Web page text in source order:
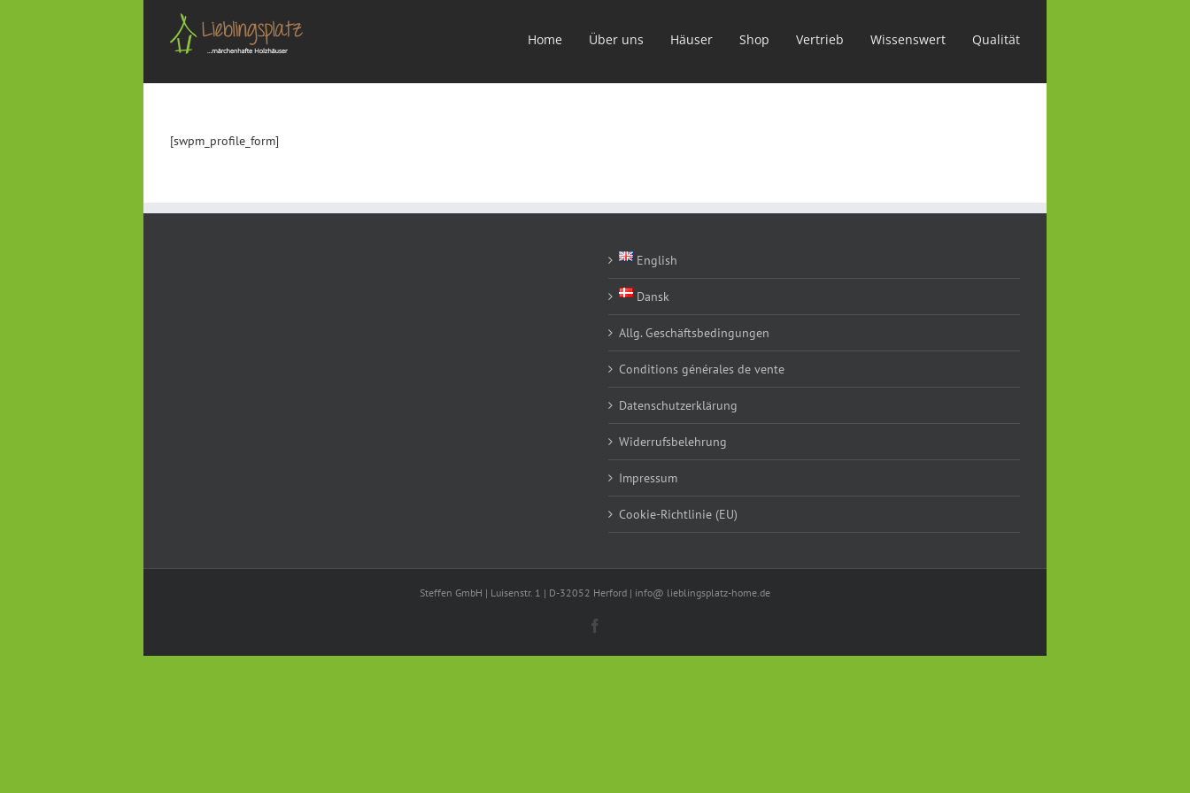
Home Über uns Häuser Shop Vertrieb Wissenswert Qualität
[swpm_profile_form]
English
Dansk
Allg. Geschäftsbedingungen
Conditions générales de vente
Datenschutzerklärung
Widerrufsbelehrung
Impressum
Cookie-Richtlinie (EU)
Steffen GmbH | Luisenstr. 1 | D-32052 Herford | info@ lieblingsplatz-home.de